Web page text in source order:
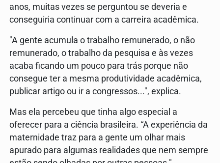
anos, muitas vezes se perguntou se deveria e
conseguiria continuar com a carreira acadêmica.
"A gente acumula o trabalho remunerado, o não
remunerado, o trabalho da pesquisa e às vezes
acaba ficando um pouco para trás porque não
consegue ter a mesma produtividade acadêmica,
publicar artigo ou ir a congressos...", explica.
Mas ela percebeu que tinha algo especial a
oferecer para a ciência brasileira. “A experiência da
maternidade traz para a gente um olhar mais
apurado para algumas realidades que nem sempre